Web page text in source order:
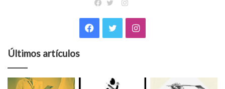
Instagram
Facebook
TwitterInstagram
Últimos artículos